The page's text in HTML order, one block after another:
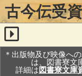
＊出版物及び映像へ
は、図書寮文
詳細は 図書寮文庫